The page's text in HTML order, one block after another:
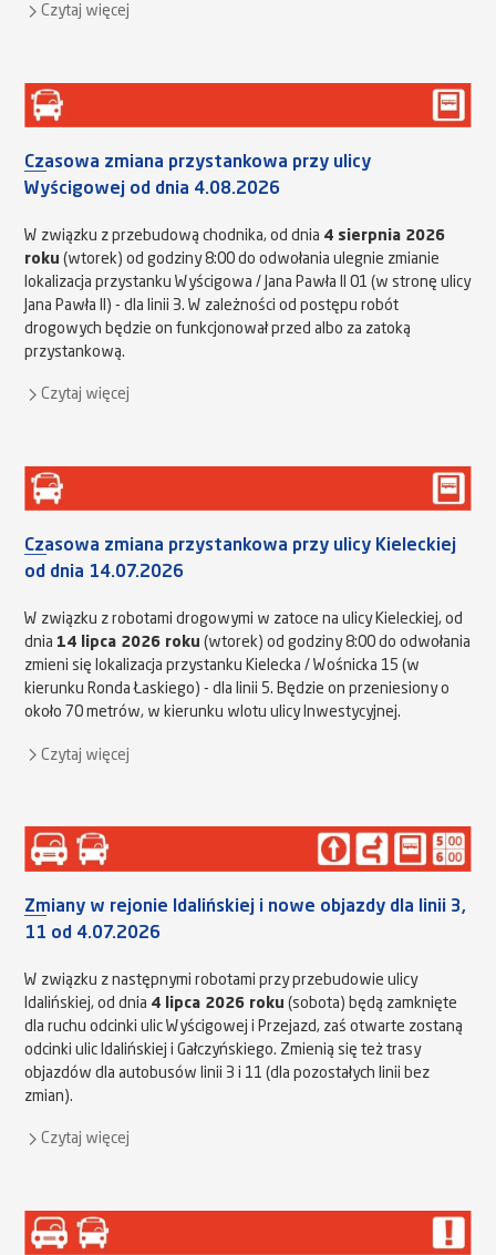
Czytaj więcej
Czasowa zmiana przystankowa przy ulicy
Wyścigowej od dnia 4.08.2026
W związku z przebudową chodnika, od dnia 4 sierpnia 2026
roku (wtorek) od godziny 8:00 do odwołania ulegnie zmianie
lokalizacja przystanku Wyścigowa / Jana Pawła II 01 (w stronę ulicy
Jana Pawła II) - dla linii 3. W zależności od postępu robót
drogowych będzie on funkcjonował przed albo za zatoką
przystankową.
Czytaj więcej
Czasowa zmiana przystankowa przy ulicy Kieleckiej
od dnia 14.07.2026
W związku z robotami drogowymi w zatoce na ulicy Kieleckiej, od
dnia 14 lipca 2026 roku (wtorek) od godziny 8:00 do odwołania
zmieni się lokalizacja przystanku Kielecka / Wośnicka 15 (w
kierunku Ronda Łaskiego) - dla linii 5. Będzie on przeniesiony o
około 70 metrów, w kierunku wlotu ulicy Inwestycyjnej.
Czytaj więcej
Zmiany w rejonie Idalińskiej i nowe objazdy dla linii 3,
11 od 4.07.2026
W związku z następnymi robotami przy przebudowie ulicy
Idalińskiej, od dnia 4 lipca 2026 roku (sobota) będą zamknięte
dla ruchu odcinki ulic Wyścigowej i Przejazd, zaś otwarte zostaną
odcinki ulic Idalińskiej i Gałczyńskiego. Zmienią się też trasy
objazdów dla autobusów linii 3 i 11 (dla pozostałych linii bez
zmian).
Czytaj więcej